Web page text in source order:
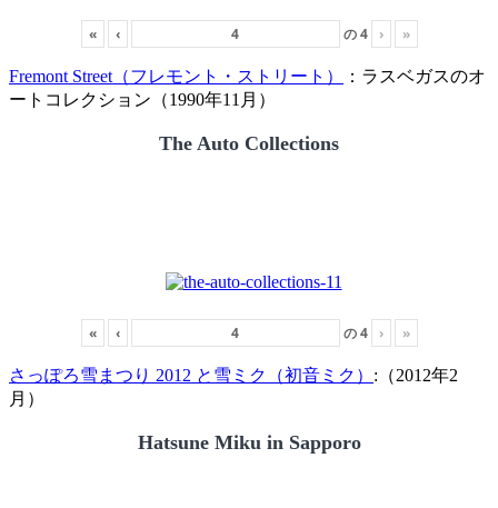
« ‹ の4 › »
Fremont Street（フレモント・ストリート）
：ラスベガスのオ
ートコレクション（1990年11月）
The Auto Collections
« ‹ の4 › »
さっぽろ雪まつり 2012 と雪ミク（初音ミク） :（2012年2
月）
Hatsune Miku in Sapporo